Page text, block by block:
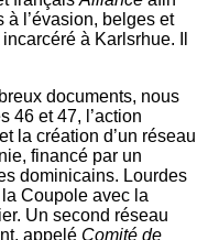
l’évasion, belges et
à Karlsrhue. Il
documents, nous
46 et 47, l’action
la création d’un réseau
financé par un
dominicains. Lourdes
la Coupole avec la
Un second réseau
appelé Comité de